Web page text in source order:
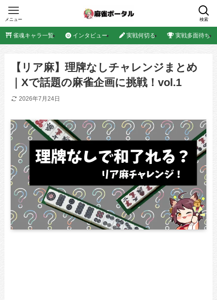
検索
メニュー
雀魂キャラ一覧 インタビュー 実戦何切る 実戦多面待ち
【リア麻】理牌なしチャレンジまとめ
｜Xで話題の麻雀企画に挑戦！vol.1
2026年7月24日